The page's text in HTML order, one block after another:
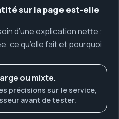
sur la page est-elle
d’une explication nette :
ce qu’elle fait et pourquoi
ou mixte.
précisions sur le service,
avant de tester.